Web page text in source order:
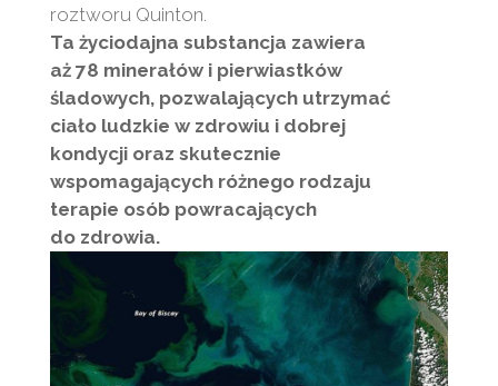
roztworu Quinton.
Ta życiodajna substancja zawiera
aż 78 minerałów i pierwiastków
śladowych, pozwalających utrzymać
ciało ludzkie w zdrowiu i dobrej
kondycji oraz skutecznie
wspomagających różnego rodzaju
terapie osób powracających
do zdrowia.